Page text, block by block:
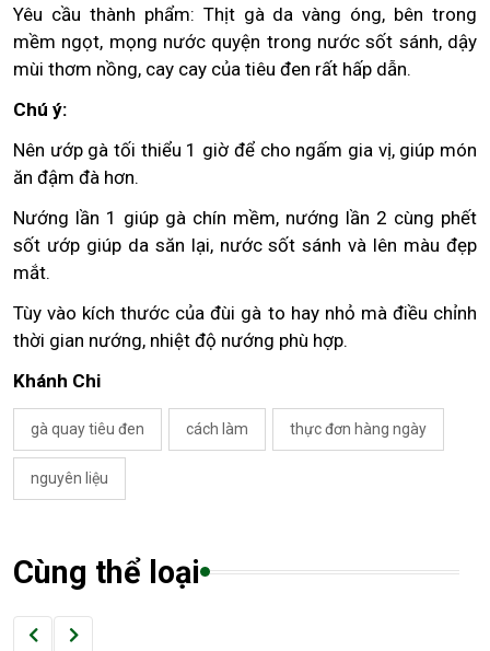
Yêu cầu thành phẩm: Thịt gà da vàng óng, bên trong
mềm ngọt, mọng nước quyện trong nước sốt sánh, dậy
mùi thơm nồng, cay cay của tiêu đen rất hấp dẫn.
Chú ý:
Nên ướp gà tối thiểu 1 giờ để cho ngấm gia vị, giúp món
ăn đậm đà hơn.
Nướng lần 1 giúp gà chín mềm, nướng lần 2 cùng phết
sốt ướp giúp da săn lại, nước sốt sánh và lên màu đẹp
mắt.
Tùy vào kích thước của đùi gà to hay nhỏ mà điều chỉnh
thời gian nướng, nhiệt độ nướng phù hợp.
Khánh Chi
gà quay tiêu đen cách làm thực đơn hàng ngày
nguyên liệu
Cùng thể loại